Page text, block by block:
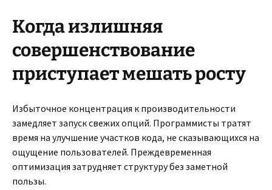
Когда излишняя
совершенствование
приступает мешать росту
Избыточное концентрация к производительности
замедляет запуск свежих опций. Программисты тратят
время на улучшение участков кода, не сказывающихся на
ощущение пользователей. Преждевременная
оптимизация затрудняет структуру без заметной
пользы.